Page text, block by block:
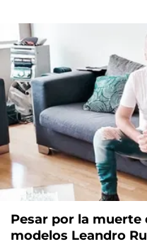
Pesar por la
modelos Leandro